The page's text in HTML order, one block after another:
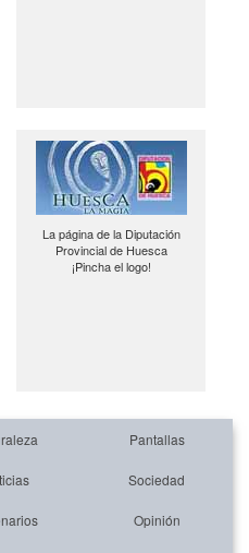
La página de la Diputación
Provincial de Huesca
¡Pincha el logo!
Pantallas
Sociedad
Opinión